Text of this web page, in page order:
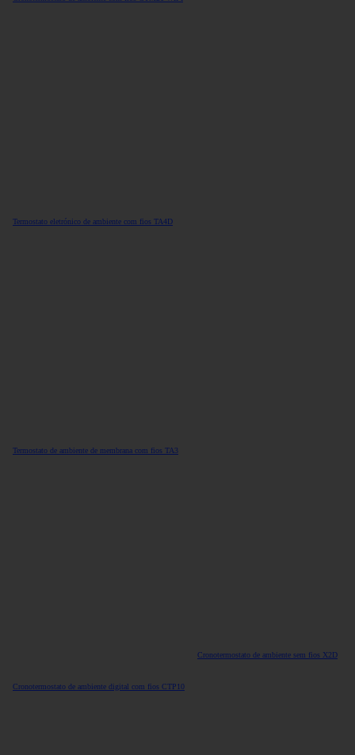
Termostato eletrónico de ambiente com fios TA4D
Termostato de ambiente de membrana com fios TA3
Cronotermostato de ambiente digital com fios CTP10
Cronotermostato de ambiente sem fios X2D